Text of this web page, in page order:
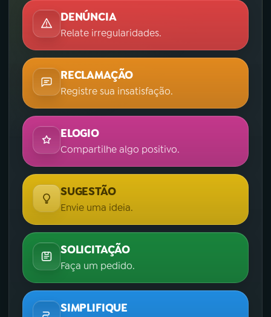
DENÚNCIA
Relate irregularidades.
RECLAMAÇÃO
Registre sua insatisfação.
ELOGIO
Compartilhe algo positivo.
SUGESTÃO
Envie uma ideia.
SOLICITAÇÃO
Faça um pedido.
SIMPLIFIQUE